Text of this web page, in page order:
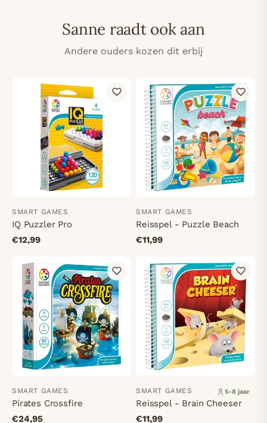
Sanne raadt ook aan
Andere ouders kozen dit erbij
SMART GAMES
IQ Puzzler Pro
€12,99
SMART GAMES
Reisspel - Puzzle Beach
€11,99
SMART GAMES
Pirates Crossfire
€24,95
SMART GAMES 5-8 jaar
Reisspel - Brain Cheeser
€11,99